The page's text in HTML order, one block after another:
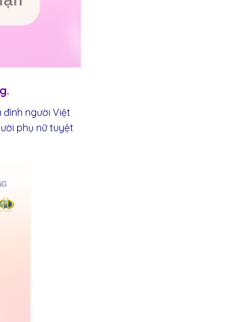
người Việt
phụ nữ tuyệt